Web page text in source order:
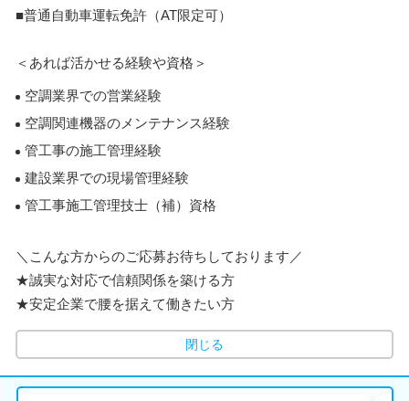
■普通自動車運転免許（AT限定可）
＜あれば活かせる経験や資格＞
空調業界での営業経験
空調関連機器のメンテナンス経験
管工事の施工管理経験
建設業界での現場管理経験
管工事施工管理技士（補）資格
＼こんな方からのご応募お待ちしております／
★誠実な対応で信頼関係を築ける方
★安定企業で腰を据えて働きたい方
閉じる